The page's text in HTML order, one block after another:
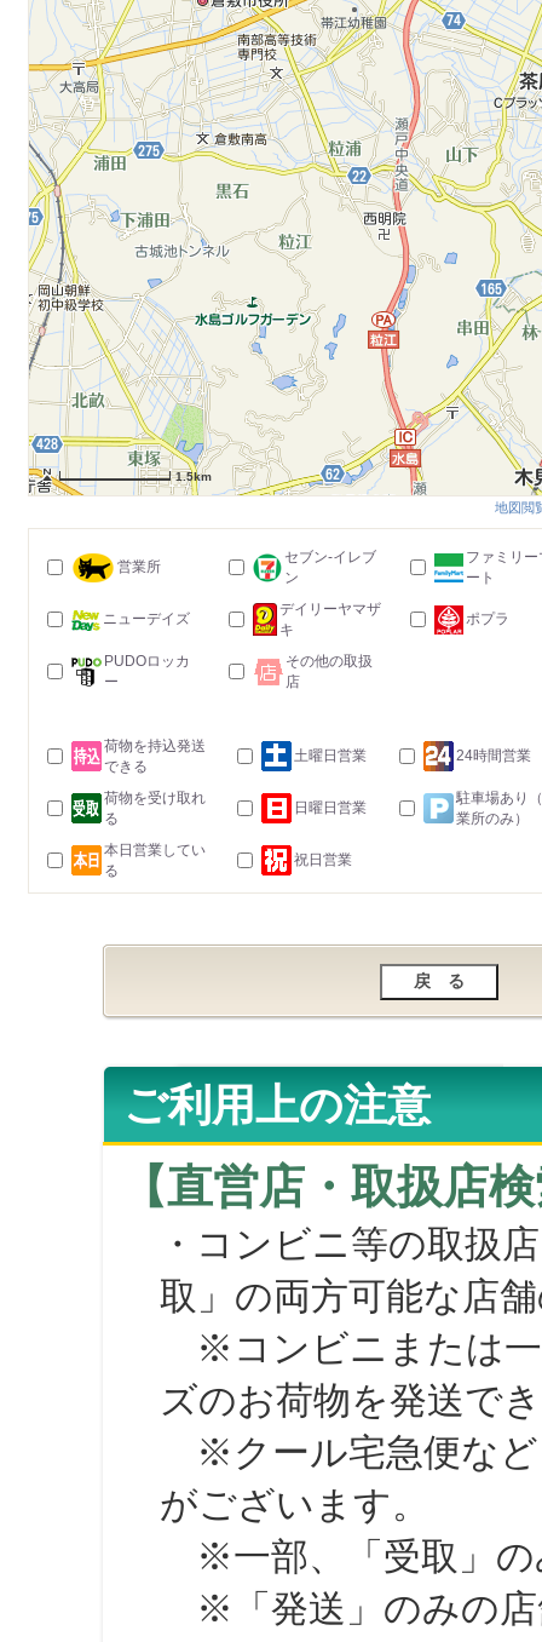
1.5km
地図閲
営業所
セブン-イレブ
ン
ファミリー
ート
ニューデイズ
デイリーヤマザ
キ
ポプラ
PUDOロッカ
ー
その他の取扱
店
荷物を持込発送
できる
土曜日営業 24時間営業
荷物を受け取れ
る
日曜日営業
駐車場あり
業所のみ）
本日営業してい
る
祝日営業
ご利用上の注意
【直営店・取扱店
・コンビニ等の取扱
取」の両方可能な店
※コンビニまたは一
ズのお荷物を発送で
※クール宅急便など
がございます。
※一部、「受取」の
※「発送」のみの店